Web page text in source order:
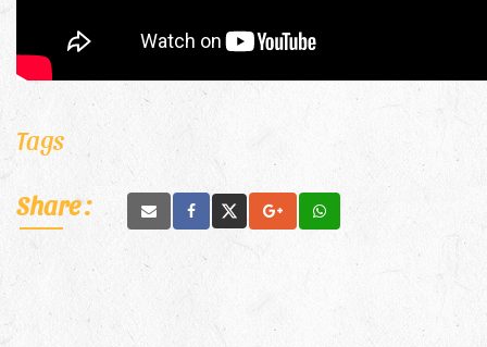
Tags
Share :